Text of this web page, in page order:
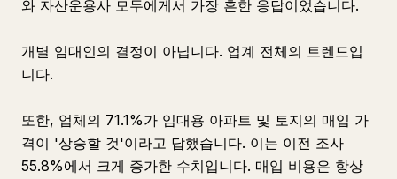
와 자산운용사 모두에게서 가장 흔한 응답이었습니다.
개별 임대인의 결정이 아닙니다. 업계 전체의 트렌드입
니다.
또한, 업체의 71.1%가 임대용 아파트 및 토지의 매입 가
격이 '상승할 것'이라고 답했습니다. 이는 이전 조사
55.8%에서 크게 증가한 수치입니다. 매입 비용은 항상